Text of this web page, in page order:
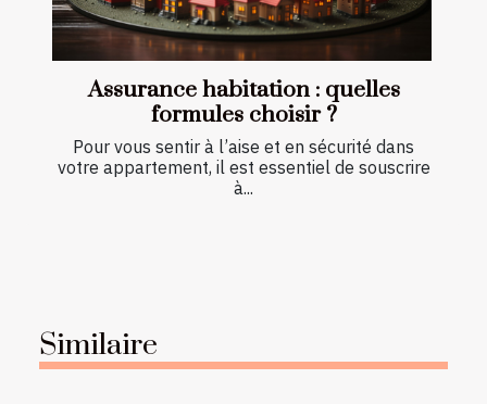
Assurance habitation : quelles
formules choisir ?
Pour vous sentir à l’aise et en sécurité dans
votre appartement, il est essentiel de souscrire
à...
Similaire